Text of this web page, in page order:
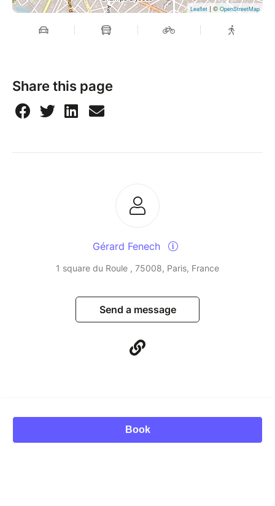
Leaflet | ©OpenStreetMap
Share this page
Gérard Fenech
1 square du Roule , 75008, Paris, France
Send a message
© Billetweb 2014 - 2026
Legal Notice
Book